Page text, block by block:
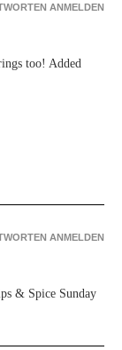
too! Added
ANMELDEN
& Spice Sunday
ANMELDEN